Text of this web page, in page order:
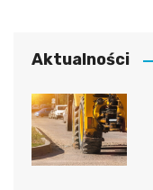
Aktualności